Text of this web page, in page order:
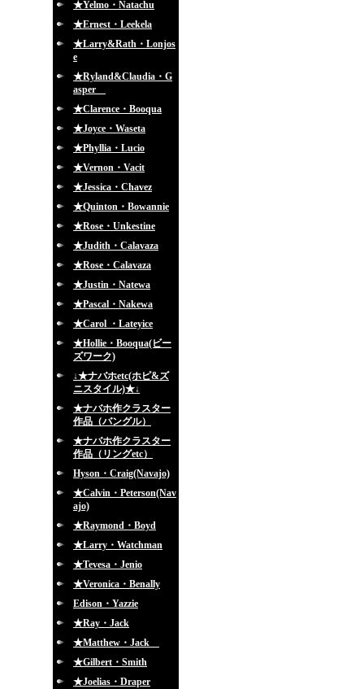
★Yelmo・Natachu
★Ernest・Leekela
★Larry&Rath・Lonjos
e
★Ryland&Claudia・G
asper
★Clarence・Booqua
★Joyce・Waseta
★Phyllia・Lucio
★Vernon・Vacit
★Jessica・Chavez
★Quinton・Bowannie
★Rose・Unkestine
★Judith・Calavaza
★Rose・Calavaza
★Justin・Natewa
★Pascal・Nakewa
★Carol ・Lateyice
★Hollie・Booqua(ビー
ズワーク)
↓★ナバホetc(ホピ&ズ
ニスタイル)★↓
★ナバホ作クラスター
作品（バングル）
★ナバホ作クラスター
作品（リングetc）
Hyson・Craig(Navajo)
★Calvin・Peterson(Nav
ajo)
★Raymond・Boyd
★Larry・Watchman
★Tevesa・Jenio
★Veronica・Benally
Edison・Yazzie
★Ray・Jack
★Matthew・Jack
★Gilbert・Smith
★Joelias・Draper